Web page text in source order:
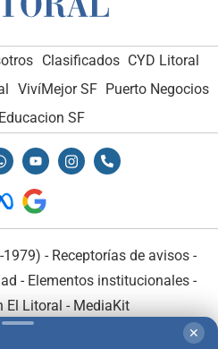
Clasificados CYD Litoral
VivíMejor SF Puerto Negocios
Educacion SF
1979) - Receptorías de avisos -
- Elementos institucionales-
El Litoral - MediaKit
✕